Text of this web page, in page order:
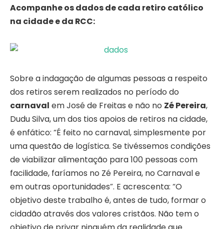
Acompanhe os dados de cada retiro católico
na cidade e da RCC:
Sobre a indagação de algumas pessoas a respeito
dos retiros serem realizados no período do
carnaval em José de Freitas e não no Zé Pereira,
Dudu Silva, um dos tios apoios de retiros na cidade,
é enfático: “É feito no carnaval, simplesmente por
uma questão de logística. Se tivéssemos condições
de viabilizar alimentação para 100 pessoas com
facilidade, faríamos no Zé Pereira, no Carnaval e
em outras oportunidades”. E acrescenta: “O
objetivo deste trabalho é, antes de tudo, formar o
cidadão através dos valores cristãos. Não tem o